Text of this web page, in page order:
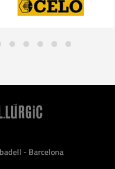
- Barcelona